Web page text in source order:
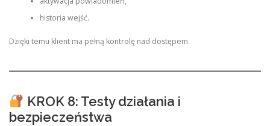
historia wejść.
Dzięki temu klient ma pełną kontrolę nad dostępem.
KROK 8: Testy działania i
bezpieczeństwa